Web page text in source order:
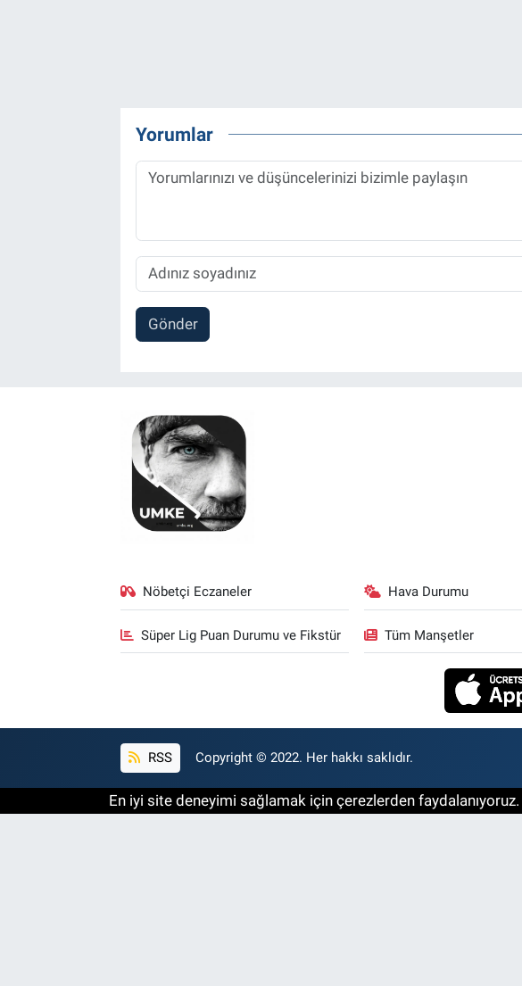
Yorumlar
Gönder
Nöbetçi Eczaneler Hava Durumu
Süper Lig Puan Durumu ve Fikstür Tüm Manşetler
RSS Copyright © 2022. Her hakkı saklıdır.
En iyi site deneyimi sağlamak için çerezlerden faydalanıyoruz.